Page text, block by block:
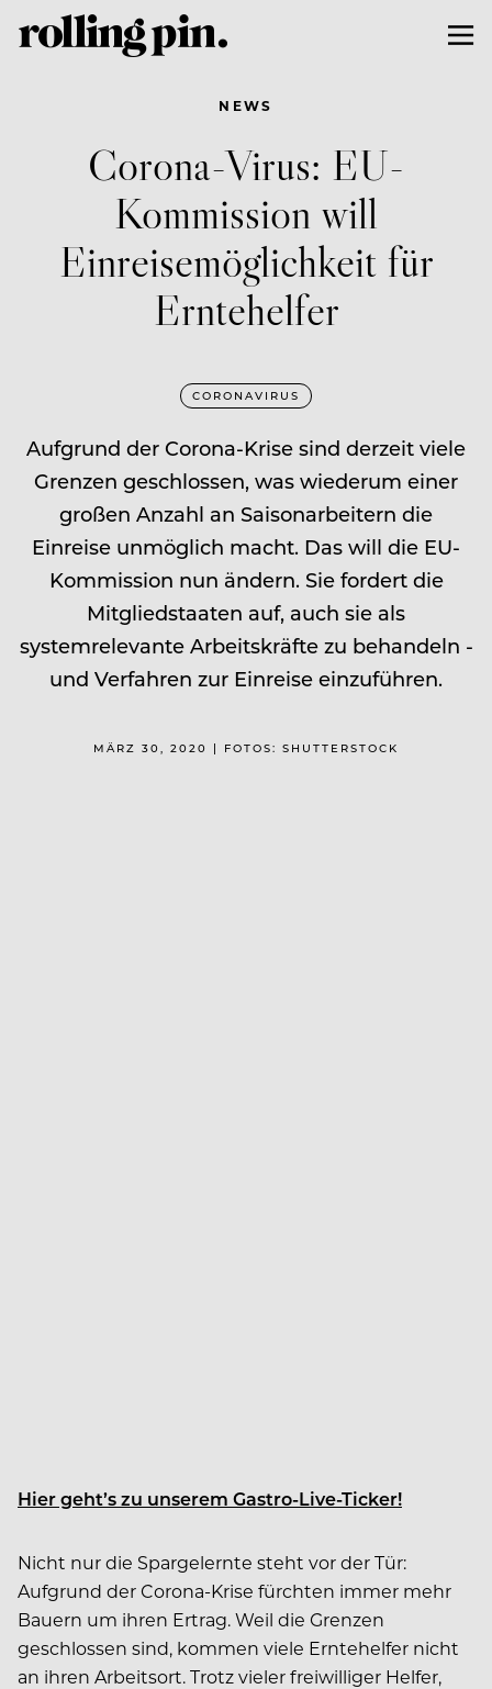
NEWS
Corona-Virus: EU-
Kommission will
Einreisemöglichkeit für
Erntehelfer
CORONAVIRUS
Aufgrund der Corona-Krise sind derzeit viele
Grenzen geschlossen, was wiederum einer
großen Anzahl an Saisonarbeitern die
Einreise unmöglich macht. Das will die EU-
Kommission nun ändern. Sie fordert die
Mitgliedstaaten auf, auch sie als
systemrelevante Arbeitskräfte zu behandeln -
und Verfahren zur Einreise einzuführen.
MÄRZ 30, 2020 | FOTOS: SHUTTERSTOCK
Hier geht’s zu unserem Gastro-Live-Ticker!
Nicht nur die Spargelernte steht vor der Tür:
Aufgrund der Corona-Krise fürchten immer mehr
Bauern um ihren Ertrag. Weil die Grenzen
geschlossen sind, kommen viele Erntehelfer nicht
an ihren Arbeitsort. Trotz vieler freiwilliger Helfer,